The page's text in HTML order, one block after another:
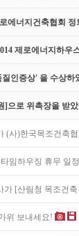
에너지건축협회 정
제로에너지하우
인증상' 을 수상하
]으로 위촉장을 받
(사)한국목조건축
임하우징 휴무 일
가 [산림청 목조건
위 보내세요!